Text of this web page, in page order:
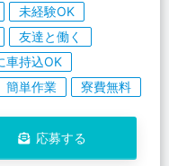
未経験OK
友達と働く
車持込OK
簡単作業 寮費無料
応募する